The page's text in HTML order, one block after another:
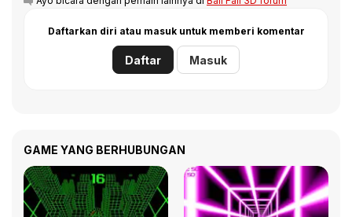
Daftarkan diri atau masuk untuk memberi komentar
Daftar Masuk
GAME YANG BERHUBUNGAN